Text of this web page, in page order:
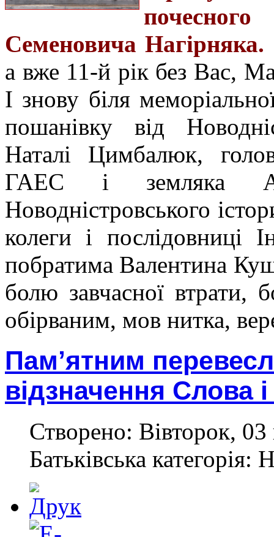
Семеновича Нагірняка.
а вже 11-й рік без Вас,
І знову біля
пошанівку від
Наталі Цимбалюк,
ГАЕС і земляка
Новодністровського
колеги і послідовниці
побратима Валентина
болю завчасної втрати,
обірваним, мов нитка,
Пам’ятним
відзначення Слова
Створено: Вівторок,
Батьківська категорія: